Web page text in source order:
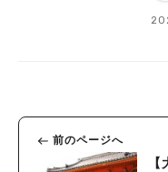
前のページへ